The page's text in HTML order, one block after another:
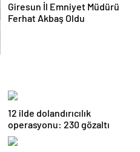
Giresun İl Emniyet Müdürü
Ferhat Akbaş Oldu
12 ilde dolandırıcılık
operasyonu: 230 gözaltı